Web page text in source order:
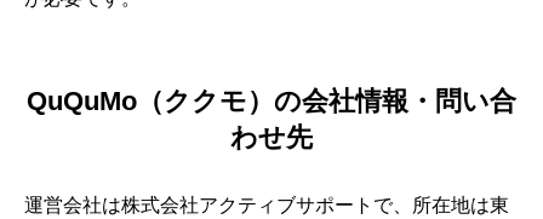
QuQuMo（ククモ）の会社情報・問い合
わせ先
運営会社は株式会社アクティブサポートで、所在地は東